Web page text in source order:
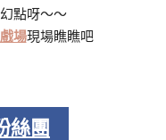
點呀～～
場現場瞧瞧吧
絲團